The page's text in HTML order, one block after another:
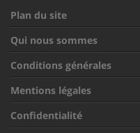
Plan du site
Qui nous sommes
Conditions générales
Mentions légales
Confidentialité